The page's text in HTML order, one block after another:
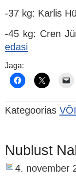
-37 kg: Karlis
-45 kg: Cren
edasi
Jaga:
Kategoorias
Nublust
4. november